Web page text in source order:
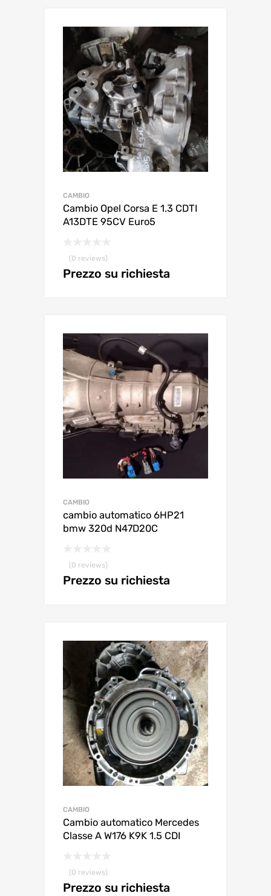
CAMBIO
Cambio Opel Corsa E 1.3 CDTI
A13DTE 95CV Euro5
(0 reviews)
Prezzo su richiesta
CAMBIO
cambio automatico 6HP21
bmw 320d N47D20C
(0 reviews)
Prezzo su richiesta
CAMBIO
Cambio automatico Mercedes
Classe A W176 K9K 1.5 CDI
(0 reviews)
Prezzo su richiesta